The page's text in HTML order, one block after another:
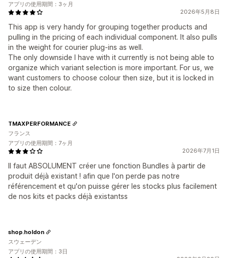
2026年5月8日
This app is very handy for grouping together products and
pulling in the pricing of each individual component. It also pulls
in the weight for courier plug-ins as well.
The only downside I have with it currently is not being able to
organize which variant selection is more important. For us, we
want customers to choose colour then size, but it is locked in
to size then colour.
アプリの使用期間：3ヶ月
2026年7月1日
Il faut ABSOLUMENT créer une fonction Bundles à partir de
produit déjà existant ! afin que l'on perde pas notre
référencement et qu'on puisse gérer les stocks plus facilement
de nos kits et packs déjà existantss
TMAXPERFORMANCE
フランス
アプリの使用期間：7ヶ月
shop.holdon
スウェーデン
アプリの使用期間：3日